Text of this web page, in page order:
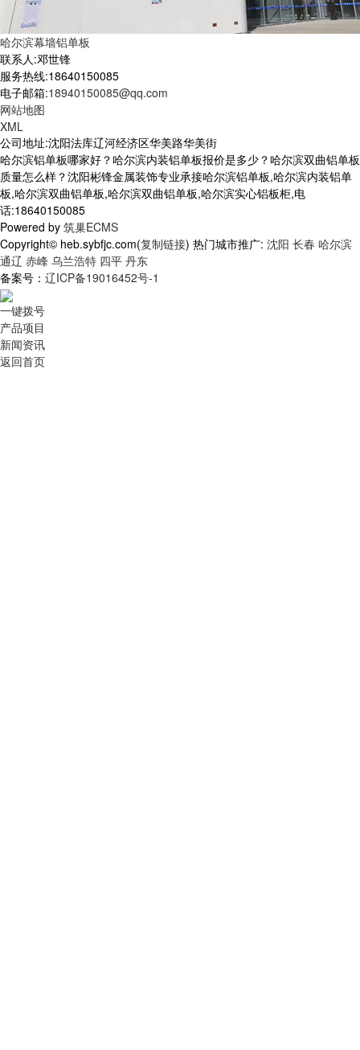
哈尔滨幕墙铝单板
联系人:邓世锋
服务热线:18640150085
电子邮箱:18940150085@qq.com
网站地图
XML
公司地址:沈阳法库辽河经济区华美路华美街
哈尔滨铝单板哪家好？哈尔滨内装铝单板报价是多少？哈尔滨双曲铝单板
质量怎么样？沈阳彬锋金属装饰专业承接哈尔滨铝单板,哈尔滨内装铝单
板,哈尔滨双曲铝单板,哈尔滨双曲铝单板,哈尔滨实心铝板柜,电
话:18640150085
Powered by 筑巢ECMS
Copyright© heb.sybfjc.com(复制链接) 热门城市推广: 沈阳 长春 哈尔滨
通辽 赤峰 乌兰浩特 四平 丹东
备案号： 辽ICP备19016452号-1
一键拨号
产品项目
新闻资讯
返回首页